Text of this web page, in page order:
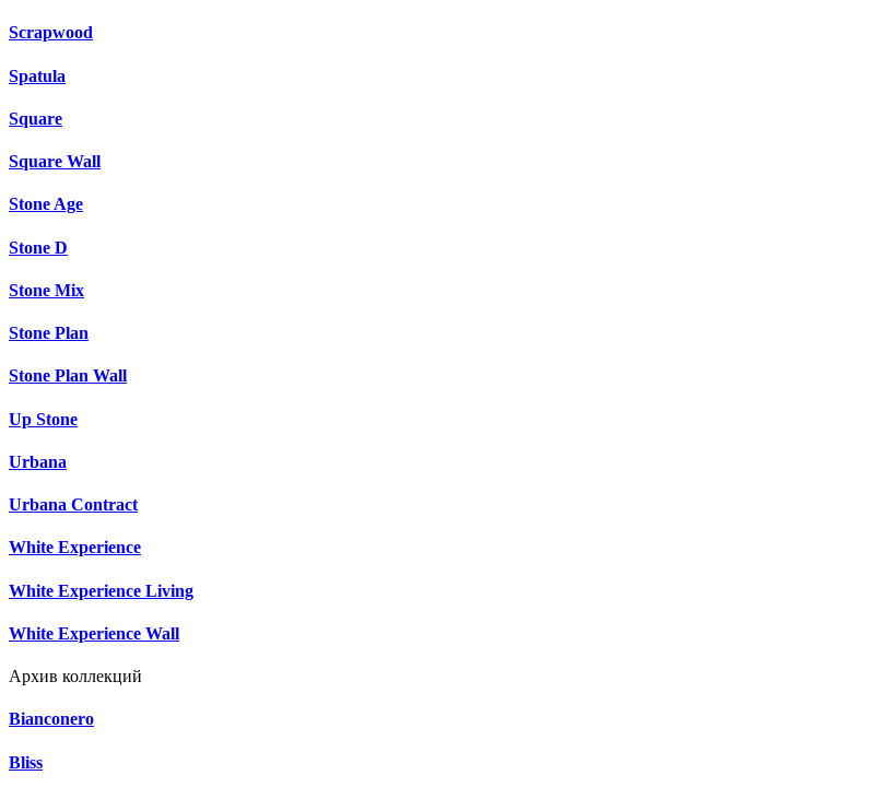
Scrapwood
Spatula
Square
Square Wall
Stone Age
Stone D
Stone Mix
Stone Plan
Stone Plan Wall
Up Stone
Urbana
Urbana Contract
White Experience
White Experience Living
White Experience Wall
Архив коллекций
Bianconero
Bliss